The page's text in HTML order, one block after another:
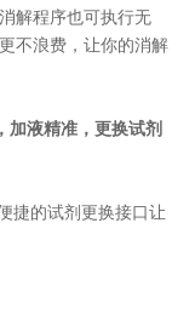
解程序也可执行无
不浪费，让你的消解
加液精准，更换试剂
捷的试剂更换接口让